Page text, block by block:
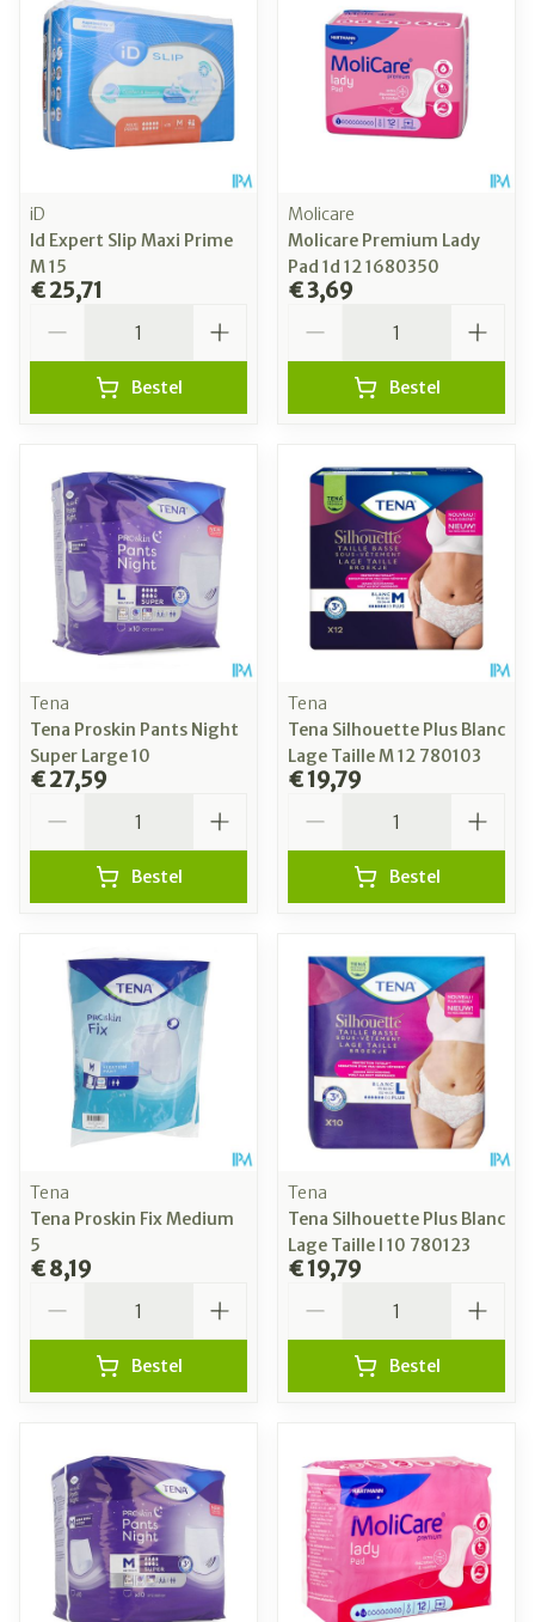
iD
Id Expert Slip Maxi Prime
M 15
€ 25,71
Bestel
Molicare
Molicare Premium Lady
Pad 1d 12 1680350
€ 3,69
Bestel
Tena
Tena Proskin Pants Night
Super Large 10
€ 27,59
Bestel
Tena
Tena Silhouette Plus Blanc
Lage Taille M 12 780103
€ 19,79
Bestel
Tena
Tena Proskin Fix Medium
5
€ 8,19
Bestel
Tena
Tena Silhouette Plus Blanc
Lage Taille l 10 780123
€ 19,79
Bestel